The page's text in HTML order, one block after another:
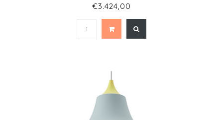
€3.424,00